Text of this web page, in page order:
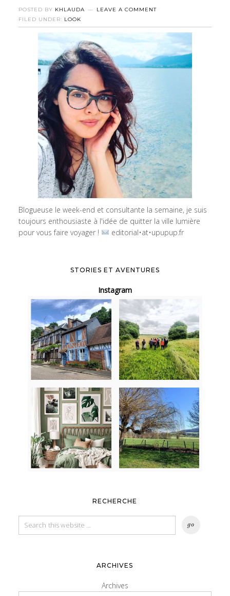
POSTED BY KHLAUDA
LEAVE A COMMENT
FILED UNDER: LOOK
Blogueuse le week-end et consultante la semaine, je suis
toujours enthousiaste à l'idée de quitter la ville lumière
pour vous faire voyager !
editorial•at•upupup.fr
STORIES ET AVENTURES
Instagram
RECHERCHE
ARCHIVES
Archives